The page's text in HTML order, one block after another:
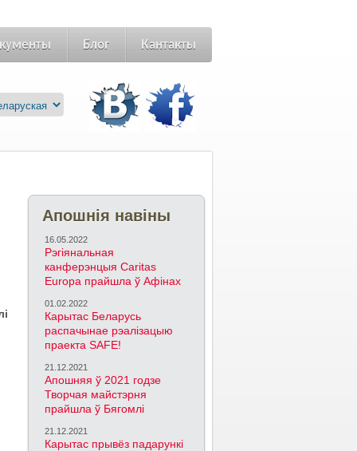
Блог Кантакты
Апошнія навіны
16.05.2022
Рэгіянальная
канферэнцыя Caritas
Europa прайшла ў Афінах
01.02.2022
Карытас Беларусь
распачынае рэалізацыю
праекта SAFE!
21.12.2021
Апошняя ў 2021 годзе
Творчая майстэрня
прайшла ў Бягомлі
21.12.2021
Карытас прывёз падарункі